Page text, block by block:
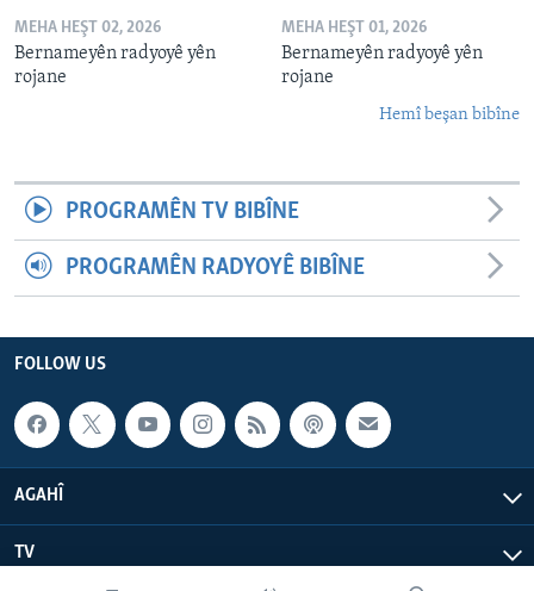
MEHA HEŞT 02, 2026
Bernameyên radyoyê yên
rojane
MEHA HEŞT 01, 2026
Bernameyên radyoyê yên
rojane
Hemî beşan bibîne
PROGRAMÊN TV BIBÎNE
PROGRAMÊN RADYOYÊ BIBÎNE
FOLLOW US
AGAHÎ
TV